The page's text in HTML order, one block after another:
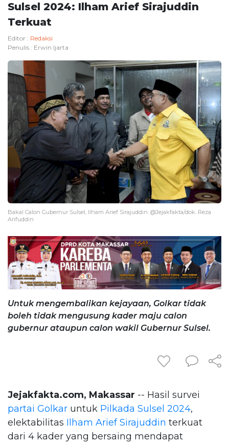
Sulsel 2024: Ilham Arief Sirajuddin
Terkuat
Editor : Redaksi
Penulis : Erwin Ijarta
Bakal Calon Gubernur Sulsel, Ilham Arief Sirajuddin. @Jejakfakta/dok. Reza
Arifuddin
Untuk mengembalikan kejayaan, Golkar tidak
boleh tidak mengusung kader maju calon
gubernur ataupun calon wakil Gubernur Sulsel.
Jejakfakta.com, Makassar -- Hasil survei
partai Golkar untuk Pilkada Sulsel 2024,
elektabilitas Ilham Arief Sirajuddin terkuat
dari 4 kader yang bersaing mendapat